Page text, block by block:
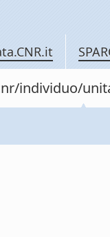
individuo/